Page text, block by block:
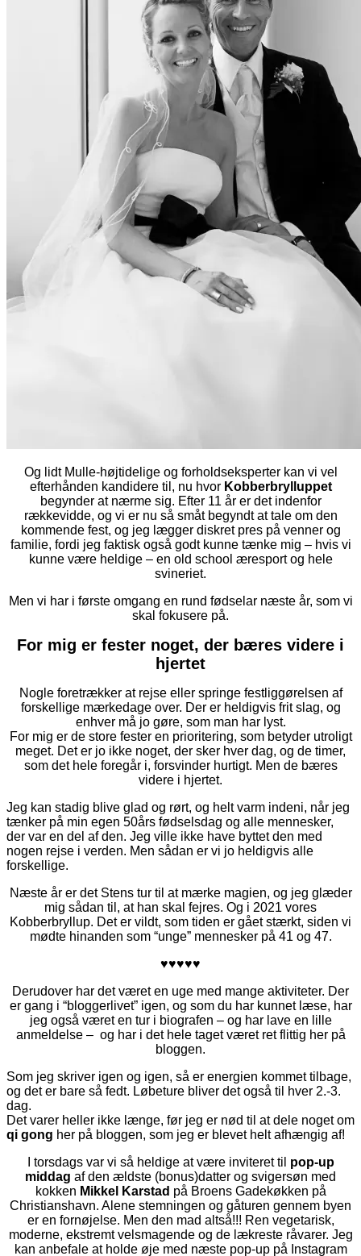
Og lidt Mulle-højtidelige og forholdseksperter kan vi vel
efterhånden kandidere til, nu hvor Kobberbrylluppet
begynder at nærme sig. Efter 11 år er det indenfor
rækkevidde, og vi er nu så småt begyndt at tale om den
kommende fest, og jeg lægger diskret pres på venner og
familie, fordi jeg faktisk også godt kunne tænke mig – hvis vi
kunne være heldige – en old school æresport og hele
svineriet.
Men vi har i første omgang en rund fødselar næste år, som vi
skal fokusere på.
For mig er fester noget, der bæres videre i
hjertet
Nogle foretrækker at rejse eller springe festliggørelsen af
forskellige mærkedage over. Der er heldigvis frit slag, og
enhver må jo gøre, som man har lyst.
For mig er de store fester en prioritering, som betyder utroligt
meget. Det er jo ikke noget, der sker hver dag, og de timer,
som det hele foregår i, forsvinder hurtigt. Men de bæres
videre i hjertet.
Jeg kan stadig blive glad og rørt, og helt varm indeni, når jeg
tænker på min egen 50års fødselsdag og alle mennesker,
der var en del af den. Jeg ville ikke have byttet den med
nogen rejse i verden. Men sådan er vi jo heldigvis alle
forskellige.
Næste år er det Stens tur til at mærke magien, og jeg glæder
mig sådan til, at han skal fejres. Og i 2021 vores
Kobberbryllup. Det er vildt, som tiden er gået stærkt, siden vi
mødte hinanden som “unge” mennesker på 41 og 47.
♥♥♥♥♥
Derudover har det været en uge med mange aktiviteter. Der
er gang i “bloggerlivet” igen, og som du har kunnet læse, har
jeg også været en tur i biografen – og har lave en lille
anmeldelse – og har i det hele taget været ret flittig her på
bloggen.
Som jeg skriver igen og igen, så er energien kommet tilbage,
og det er bare så fedt. Løbeture bliver det også til hver 2.-3.
dag.
Det varer heller ikke længe, før jeg er nød til at dele noget om
qi gong her på bloggen, som jeg er blevet helt afhængig af!
I torsdags var vi så heldige at være inviteret til pop-up
middag af den ældste (bonus)datter og svigersøn med
kokken Mikkel Karstad på Broens Gadekøkken på
Christianshavn. Alene stemningen og gåturen gennem byen
er en fornøjelse. Men den mad altså!!! Ren vegetarisk,
moderne, ekstremt velsmagende og de lækreste råvarer. Jeg
kan anbefale at holde øje med næste pop-up på Instagram